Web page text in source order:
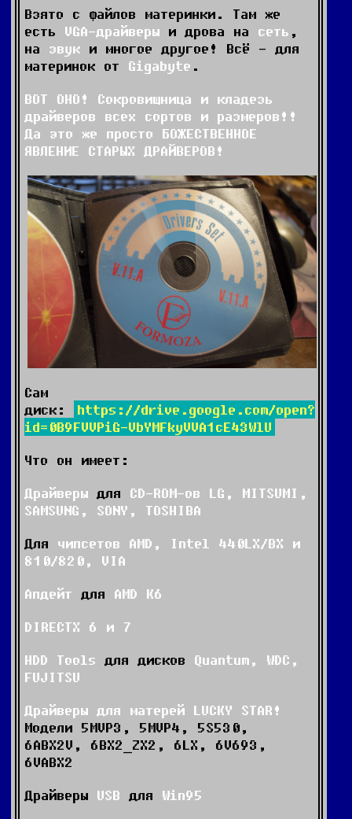
Взято с файлов материнки. Там же
есть VGA-драйверы и дрова на сеть ,
на звук и многое другое! Всё - для
материнок от Gigabyte .
ВОТ ОНО! Сокровищница и кладезь
драйверов всех сортов и размеров!!
Да это же просто БОЖЕСТВЕННОЕ
ЯВЛЕНИЕ СТАРЫХ ДРАЙВЕРОВ!
Сам
диск:
https://drive.google.com/open?
id=0B9FVVPiG-VbYMFkyVVA1cE43WlU
Что он имеет:
Драйверы для CD-ROM-ов LG, MITSUMI,
SAMSUNG, SONY, TOSHIBA
Для чипсетов AMD, Intel 440LX/BX и
810/820, VIA
Апдейт для AMD K6
DIRECTX 6 и 7
HDD Tools для дисков Quantum, WDC,
FUJITSU
Драйверы для матерей LUCKY STAR!
Модели 5MVP3, 5MVP4, 5S530,
6ABX2V, 6BX2_ZX2, 6LX, 6V693,
6VABX2
Драйверы USB для Win95